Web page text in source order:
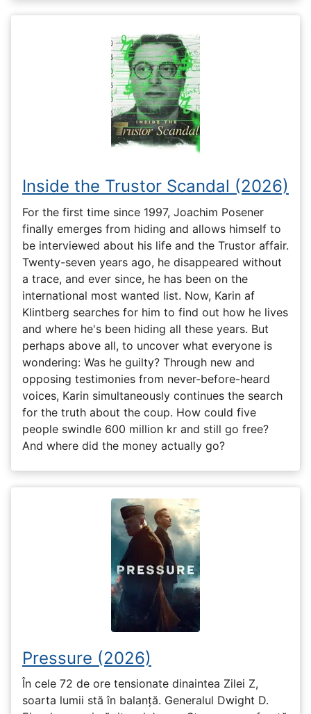
Inside the Trustor Scandal (2026)
For the first time since 1997, Joachim Posener
finally emerges from hiding and allows himself to
be interviewed about his life and the Trustor affair.
Twenty-seven years ago, he disappeared without
a trace, and ever since, he has been on the
international most wanted list. Now, Karin af
Klintberg searches for him to find out how he lives
and where he's been hiding all these years. But
perhaps above all, to uncover what everyone is
wondering: Was he guilty? Through new and
opposing testimonies from never-before-heard
voices, Karin simultaneously continues the search
for the truth about the coup. How could five
people swindle 600 million kr and still go free?
And where did the money actually go?
Pressure (2026)
În cele 72 de ore tensionate dinaintea Zilei Z,
soarta lumii stă în balanță. Generalul Dwight D.